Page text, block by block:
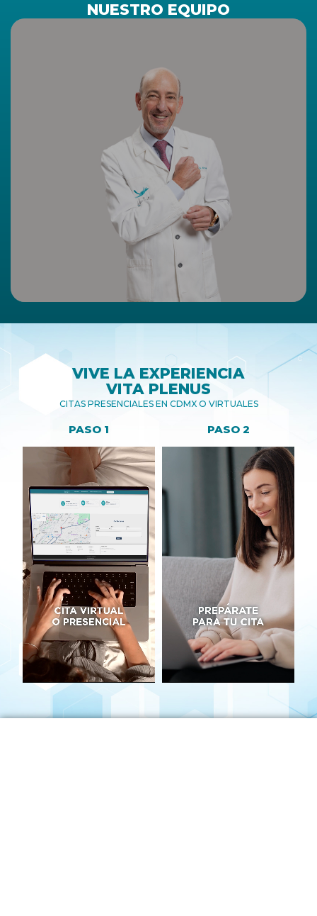
NUESTRO EQUIPO
VIVE LA EXPERIENCIA
VITA PLENUS
CITAS PRESENCIALES EN CDMX O VIRTUALES
PASO 1 PASO 2